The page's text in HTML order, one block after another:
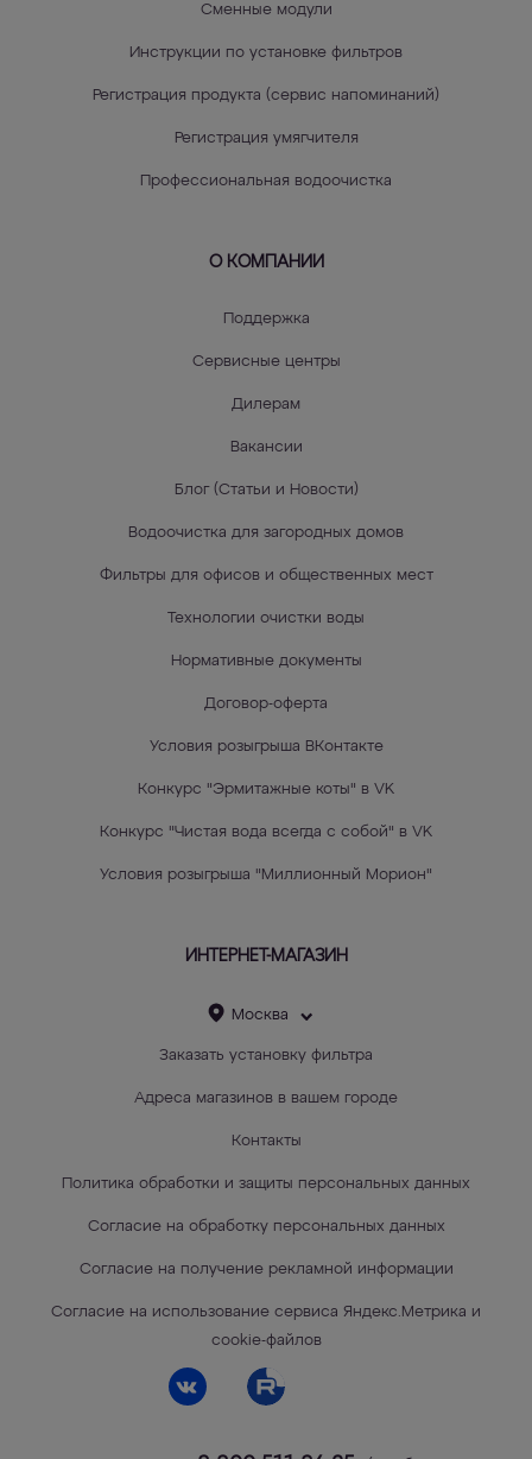
Сменные модули
Инструкции по установке фильтров
Регистрация продукта (сервис напоминаний)
Регистрация умягчителя
Профессиональная водоочистка
О КОМПАНИИ
Поддержка
Сервисные центры
Дилерам
Вакансии
Блог (Статьи и Новости)
Водоочистка для загородных домов
Фильтры для офисов и общественных мест
Технологии очистки воды
Нормативные документы
Договор-оферта
Условия розыгрыша ВКонтакте
Конкурс "Эрмитажные коты" в VK
Конкурс "Чистая вода всегда с собой" в VK
Условия розыгрыша "Миллионный Морион"
ИНТЕРНЕТ-МАГАЗИН
Москва
Заказать установку фильтра
Адреса магазинов в вашем городе
Контакты
Политика обработки и защиты персональных данных
Согласие на обработку персональных данных
Согласие на получение рекламной информации
Согласие на использование сервиса Яндекс.Метрика и
cookie-файлов